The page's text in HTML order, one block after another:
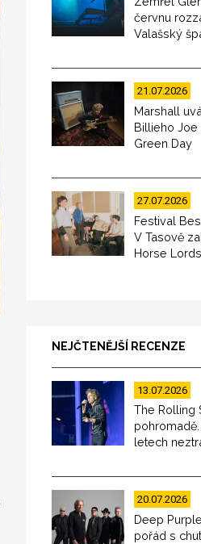
červnu
Valašský
21.07.2026
Marshall
Billieho Joe
Green Day
27.07.2026
Festival
V Tasově
Horse
NEJČTENĚJŠÍ RECENZE
13.07.2026
The Rolling
letech
20.07.2026
Deep
pořád s